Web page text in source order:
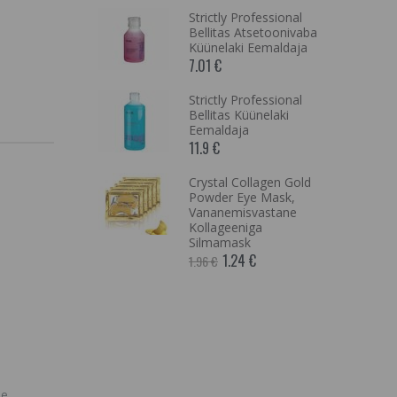
Strictly Professional
Bellitas Atsetoonivaba
Küünelaki Eemaldaja
7.01 €
Strictly Professional
Bellitas Küünelaki
Eemaldaja
11.9 €
Crystal Collagen Gold
Powder Eye Mask,
Vananemisvastane
Kollageeniga
Silmamask
1.96 € 1.24 €